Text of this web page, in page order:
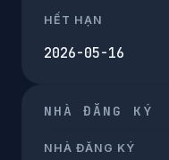
HẾT HẠN
2026-05-16
NHÀ ĐĂNG KÝ
NHÀ ĐĂNG KÝ